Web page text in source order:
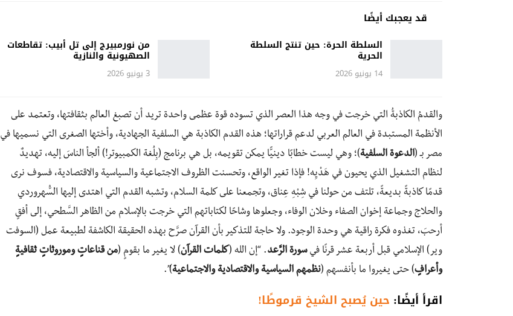
قد يعجبك أيضًا
السلطة الحرة: حين تنتج السلطة
الحرية
14 يونيو 2026
من نورمبيرج إلى تل أبيب: تقاطعات
الصهيونية والنازية
3 يونيو 2026
والقدمُ الكاذبةُ التي خرجت في وجه هذا العصر الذي تسوده قوة عظمى واحدة تريد أن تصبغ العالم بثقافتها، وتعتمد على
الأنظمة المستبدة في العالم العربي لدعم قراراتها؛ هذه القدم الكاذبة هي السلفية الجهادية، وأختها الصغرى التي نسميها في
مصر بـ (الدعوة السلفية)؛ وهي ليست خطابًا دينيًّا يمكن تقويمه، بل هي برنامج (بِلُغة الكمبيوتر!) ألجأ الناسَ إليه، تهديدٌ
لنظام التشغيل الذي يحيون في هَدْيِه! فإذا تغير الواقع، وتحسنت الظروف الاجتماعية والسياسية والاقتصادية، فسوف نرى
قدمًا كاذبةً بديعةً، تلتف من حولنا في شِبْهِ عِناق، وتجمعنا على كلمة السلام، وتشبه القدم التي اهتدى إليها السُّهروردي
والحلاج وجماعة إخوان الصفاء وخلان الوفاء، وجعلوها وشاحًا لكتاباتهم التي خرجت بالإسلام من الظاهر السَّطحي، إلى أفقٍ
أرحبَ، تغذوه فكرة راقية هي وحدة الوجود. ولا حاجة للتذكير بأن القرآن صرَّح بهذه الحقيقة الكاشفة لطبيعة عمل (السوفت
وير) الإسلامي قبل أربعة عشر قرنًا فيسورة الرَّعد. “إن الله (كلمات القرآن) لا يغير ما بقومٍ (من قناعاتٍ وموروثاتٍ ثقافيةٍ
وأعرافٍ) حتى يغيروا ما بأنفسهم (نظمهم السياسية والاقتصادية والاجتماعية)”.
اقرأ أيضًا: حين يُصبح الشيخ قرموطًا!